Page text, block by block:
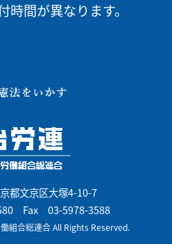
時間が異なります。
都文京区大塚4-10-7
Fax 03-5978-3588
組合総連合 All Rights Reserved.